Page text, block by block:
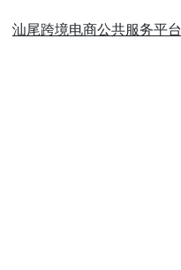
汕尾跨境电商公共服务平台